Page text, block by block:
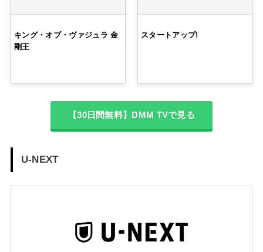
キング・オブ・ヴァジュラ 金
剛王
スタートアップ!
【30日間無料】DMM TVで見る
U-NEXT